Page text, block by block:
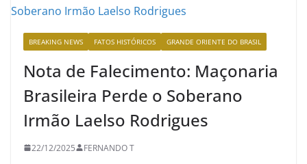
BREAKING NEWS FATOS HISTÓRICOS GRANDE ORIENTE DO BRASIL
Nota de Falecimento: Maçonaria
Brasileira Perde o Soberano
Irmão Laelso Rodrigues
22/12/2025 FERNANDO T